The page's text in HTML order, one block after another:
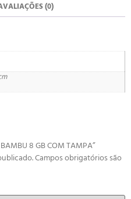
(0)
8 GB COM TAMPA”
Campos obrigatórios são